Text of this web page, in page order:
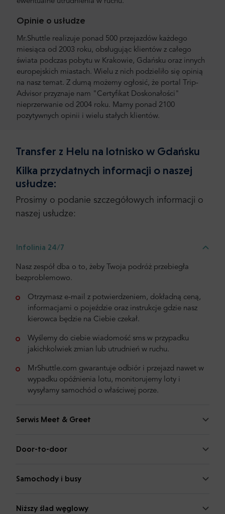
Opinie o usłudze
Mr.Shuttle realizuje ponad 500 przejazdów każdego
miesiąca od 2003 roku, obsługując klientów z całego
świata podczas pobytu w Krakowie, Gdańsku oraz innych
europejskich miastach. Wielu z nich podzieliło się opinią
na nasz temat. Z dumą możemy ogłosić, że portal Trip-
Advisor przyznaje nam "Certyfikat Doskonałości"
nieprzerwanie od 2004 roku. Mamy ponad 2100
pozytywnych opinii i wielu stałych klientów.
Transfer z Helu na lotnisko w Gdańsku
Kilka przydatnych informacji o naszej
usłudze:
Prosimy o podanie szczegółowych informacji o
naszej usłudze:
Infolinia 24/7
Nasz zespół dba o to, żeby Twoja podróż przebiegła
bezproblemowo.
Otrzymasz e-mail z potwierdzeniem, dokładną ceną,
informacjami o pojeździe oraz instrukcje gdzie nasz
kierowca będzie na Ciebie czekał.
Wyślemy do ciebie wiadomość sms w przypadku
jakichkolwiek zmian lub utrudnień w ruchu.
MrShuttle.com gwarantuje odbiór i przejazd nawet w
wypadku opóźnienia lotu, monitorujemy loty i
wysyłamy samochód o właściwej porze.
Serwis Meet & Greet
Door-to-door
Samochody i busy
Niższy ślad węglowy